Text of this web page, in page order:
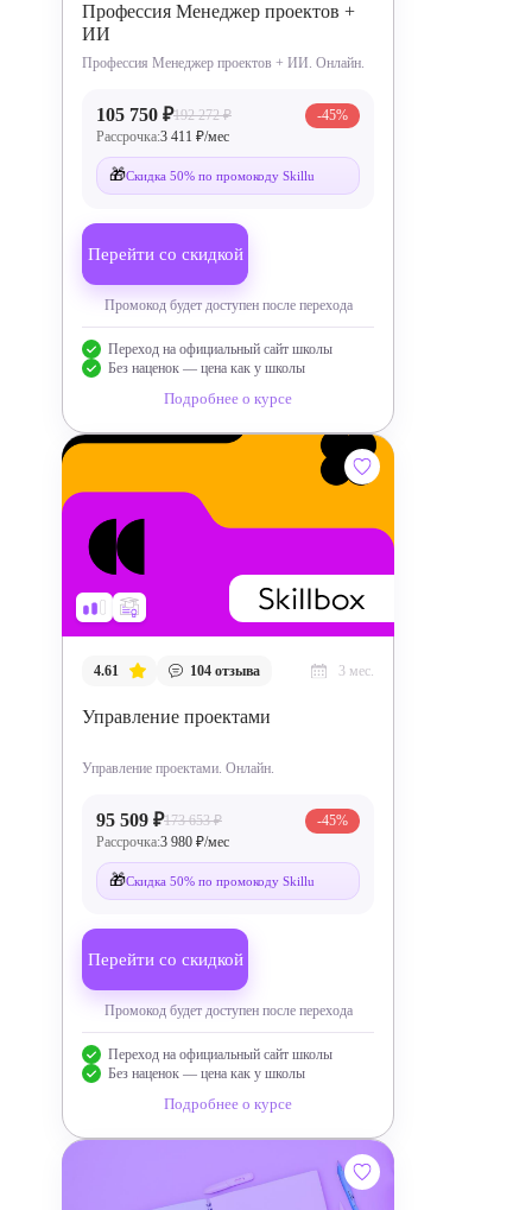
Профессия Менеджер проектов +
ИИ
Профессия Менеджер проектов + ИИ. Онлайн.
105 750 ₽192 272 ₽
Рассрочка:3 411 ₽/мес
-45%
🎁Скидка 50% по промокоду Skillu
Перейти со скидкой
Промокод будет доступен после перехода
Переход на официальный сайт школы
Без наценок — цена как у школы
Подробнее о курсе
4.61 104 отзыва 3 мес.
Управление проектами
Управление проектами. Онлайн.
95 509 ₽173 653 ₽
Рассрочка:3 980 ₽/мес
-45%
🎁Скидка 50% по промокоду Skillu
Перейти со скидкой
Промокод будет доступен после перехода
Переход на официальный сайт школы
Без наценок — цена как у школы
Подробнее о курсе